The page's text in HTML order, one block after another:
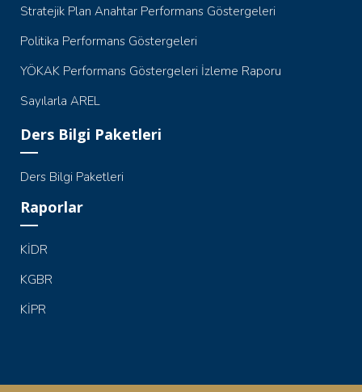
Stratejik Plan Anahtar Performans Göstergeleri
Politika Performans Göstergeleri
YÖKAK Performans Göstergeleri İzleme Raporu
Sayılarla AREL
Ders Bilgi Paketleri
Ders Bilgi Paketleri
Raporlar
KİDR
KGBR
KİPR